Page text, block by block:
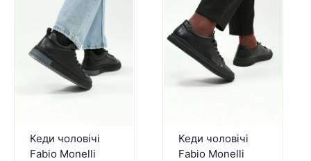
Кеди чоловічі
Fabio Monelli
Кеди чоловічі
Fabio Monelli